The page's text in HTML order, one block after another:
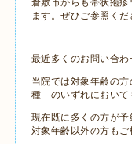
倉敷市からも帯状疱
ます。ぜひご参照くだ
最近多くのお問い合
当院では対象年齢の
種 のいずれにおいて
現在既に多くの方が予
対象年齢以外の方もご